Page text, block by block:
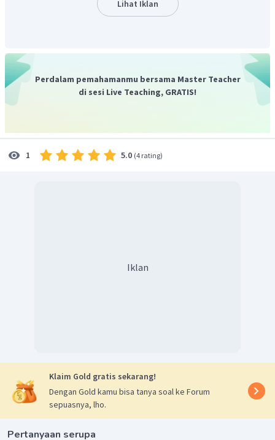
Notasi sel yang diinginkan yaitu :
tidak sesuai dengan yang diinginkan. maka dari itu :
Notasi 2 dan 3 perlu dibalik
Notasi 1 tetap
Lihat Iklan
Perdalam pemahamanmu bersama Master Teacher
di sesi Live Teaching, GRATIS!
1 5.0 (4 rating)
Iklan
Klaim Gold gratis sekarang!
Dengan Gold kamu bisa tanya soal ke Forum
sepuasnya, lho.
Pertanyaan serupa